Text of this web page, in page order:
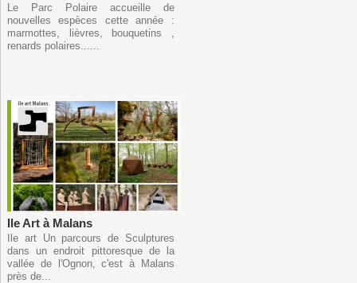
Le Parc Polaire accueille de
nouvelles espèces cette année :
marmottes, lièvres, bouquetins ,
renards polaires......
Ile Art à Malans
Ile art Un parcours de Sculptures
dans un endroit pittoresque de la
vallée de l'Ognon, c'est à Malans
près de...